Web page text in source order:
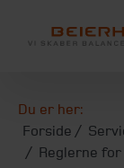
Du er her:
Forside
Reglerne